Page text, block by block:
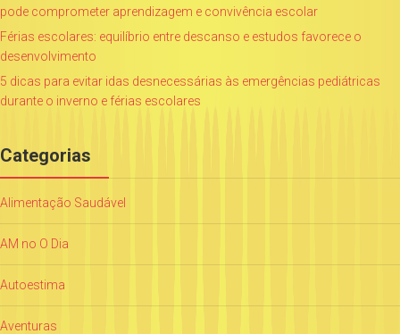
pode comprometer aprendizagem e convivência escolar
Férias escolares: equilíbrio entre descanso e estudos favorece o
desenvolvimento
5 dicas para evitar idas desnecessárias às emergências pediátricas
durante o inverno e férias escolares
Categorias
Alimentação Saudável
AM no O Dia
Autoestima
Aventuras